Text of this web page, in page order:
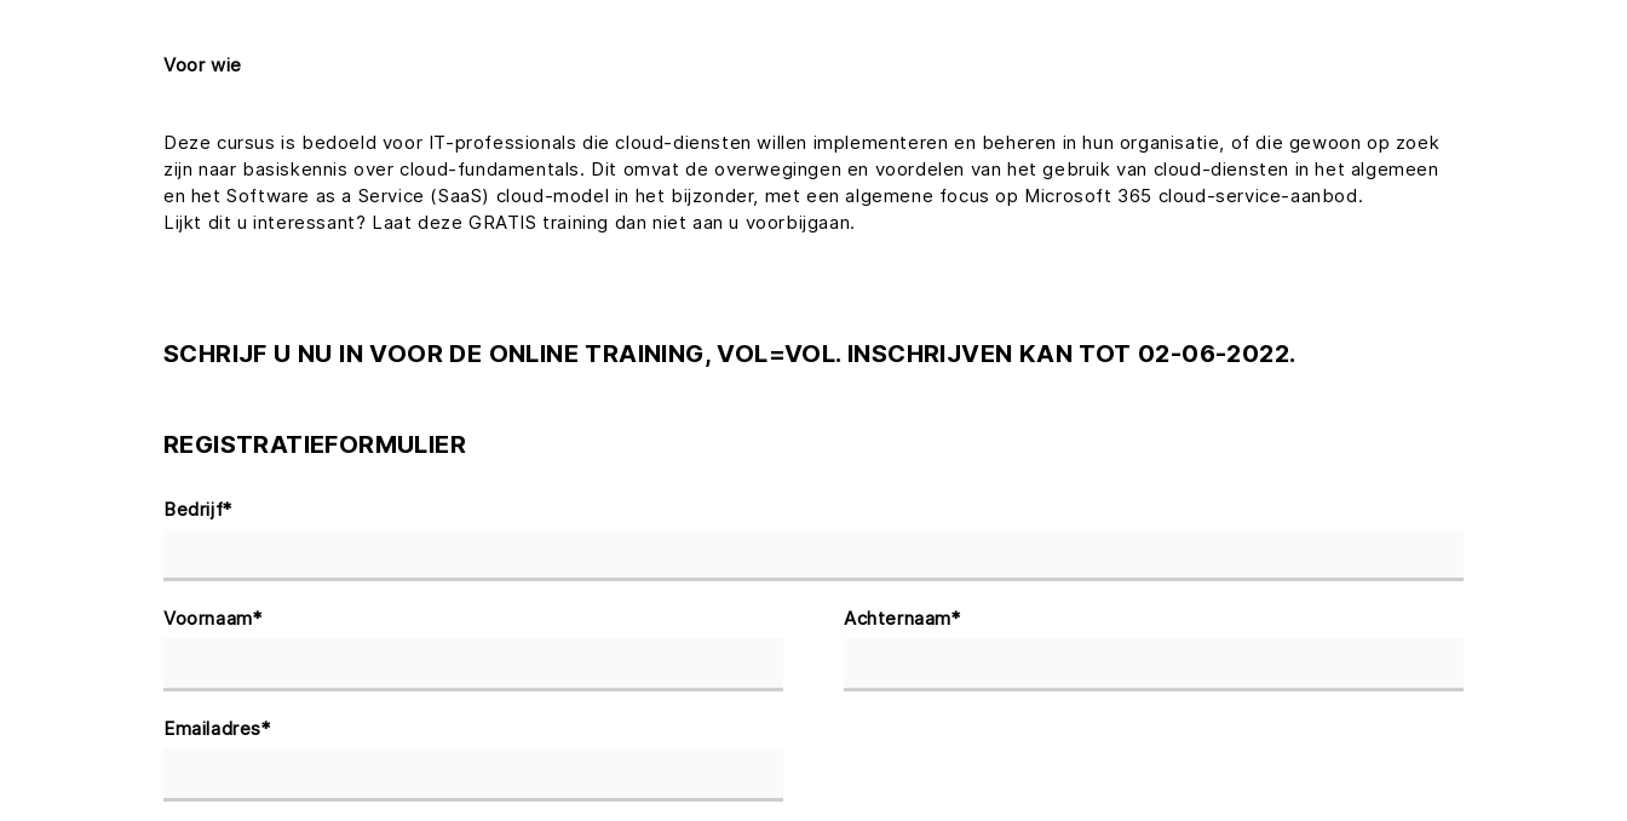
Voor wie
Deze cursus is bedoeld voor IT-professionals die cloud-diensten willen implementeren en beheren in hun organisatie, of die gewoon op zoek
zijn naar basiskennis over cloud-fundamentals. Dit omvat de overwegingen en voordelen van het gebruik van cloud-diensten in het algemeen
en het Software as a Service (SaaS) cloud-model in het bijzonder, met een algemene focus op Microsoft 365 cloud-service-aanbod.
Lijkt dit u interessant? Laat deze GRATIS training dan niet aan u voorbijgaan.
SCHRIJF U NU IN VOOR DE ONLINE TRAINING, VOL=VOL. INSCHRIJVEN KAN TOT 02-06-2022.
REGISTRATIEFORMULIER
Bedrijf*
Voornaam* Achternaam*
Emailadres*